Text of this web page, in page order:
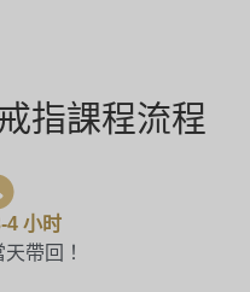
指課程流程
4 小时
帶回！